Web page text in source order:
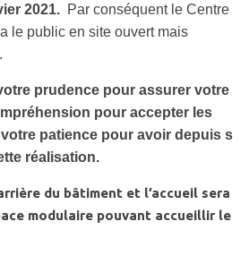
2021. Par conséquent le Centre
le public en site ouvert mais
prudence pour assurer votre
pour accepter les
patience pour avoir depuis s
réalisation.
du bâtiment et l’accueil sera
modulaire pouvant accueillir le